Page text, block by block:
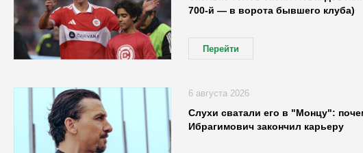
700-й — в ворота бывшего клуба)
Перейти
Слухи сватали его в "Монцу":
Ибрагимович закончил карьеру
6 августа 2026